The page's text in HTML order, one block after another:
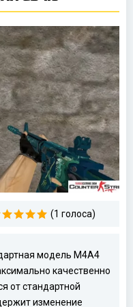
(1 голоса)
модель M4A4
качественно
от стандартной
изменение